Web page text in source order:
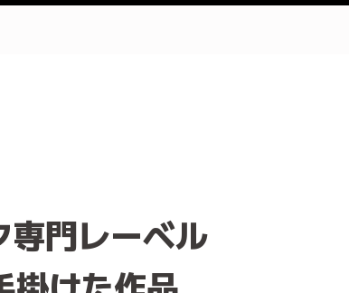
門レーベル